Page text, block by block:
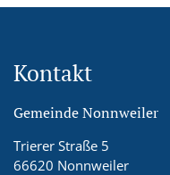
Kontakt
Gemeinde Nonnweiler
Trierer Straße 5
66620 Nonnweiler